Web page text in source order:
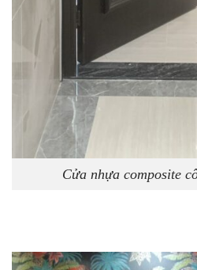
Cửa nhựa composite